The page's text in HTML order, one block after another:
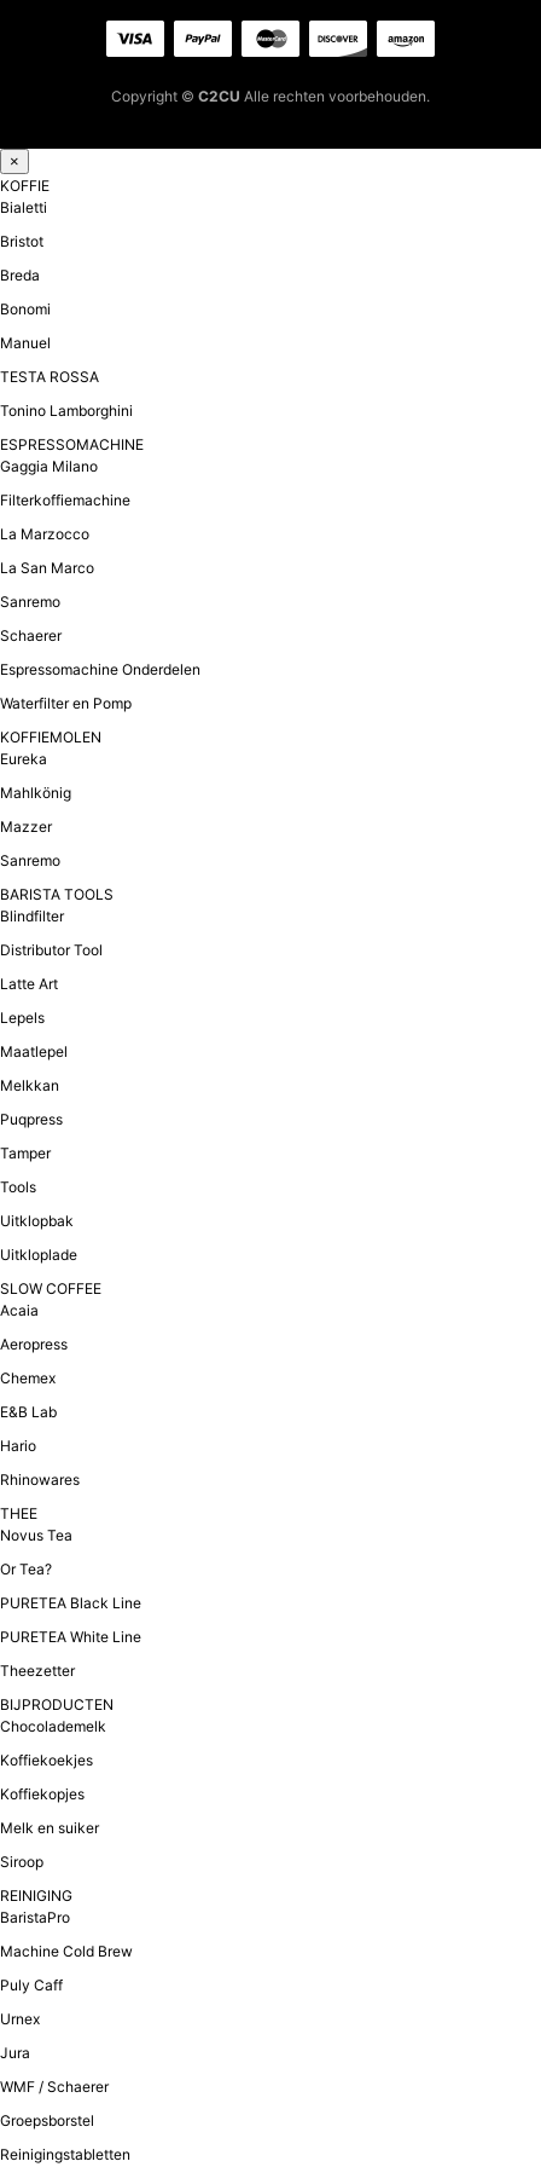
Copyright © C2CU Alle rechten voorbehouden.
×
KOFFIE
Bialetti
Bristot
Breda
Bonomi
Manuel
TESTA ROSSA
Tonino Lamborghini
ESPRESSOMACHINE
Gaggia Milano
Filterkoffiemachine
La Marzocco
La San Marco
Sanremo
Schaerer
Espressomachine Onderdelen
Waterfilter en Pomp
KOFFIEMOLEN
Eureka
Mahlkönig
Mazzer
Sanremo
BARISTA TOOLS
Blindfilter
Distributor Tool
Latte Art
Lepels
Maatlepel
Melkkan
Puqpress
Tamper
Tools
Uitklopbak
Uitkloplade
SLOW COFFEE
Acaia
Aeropress
Chemex
E&B Lab
Hario
Rhinowares
THEE
Novus Tea
Or Tea?
PURETEA Black Line
PURETEA White Line
Theezetter
BIJPRODUCTEN
Chocolademelk
Koffiekoekjes
Koffiekopjes
Melk en suiker
Siroop
REINIGING
BaristaPro
Machine Cold Brew
Puly Caff
Urnex
Jura
WMF / Schaerer
Groepsborstel
Reinigingstabletten